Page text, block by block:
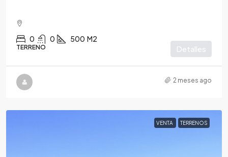
0 0 500 M2
TERRENO Detalles
2 meses ago
VENTA TERRENOS